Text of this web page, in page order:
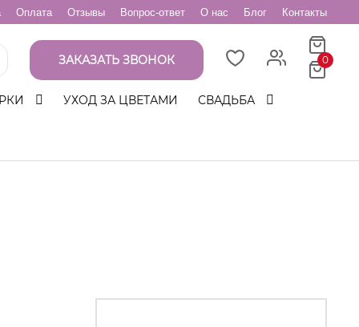
Оплата Отзывы Вопрос-ответ О нас Блог Контакты
ЗАКАЗАТЬ ЗВОНОК 0
УХОД ЗА ЦВЕТАМИ СВАДЬБА